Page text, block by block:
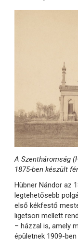
A Szentháromság
1875-ben készült
Hübner Nándor az
legtehetősebb
első kékfestő
ligetsori mellett
– házzal is, amely
épületnek 1909-